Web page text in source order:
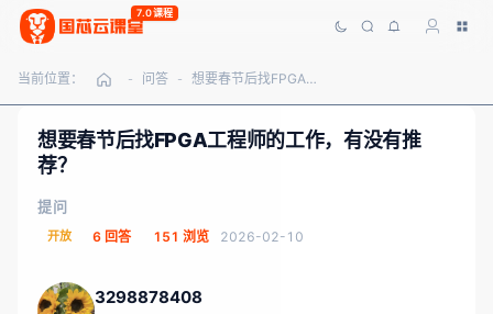
7.0课程
当前位置： - 问答 - 想要春节后找FPGA工程师的工作，有没有推荐？
想要春节后找FPGA工程师的工作，有没有推
荐？
提问
开放 6 回答 151 浏览 2026-02-10
3298878408